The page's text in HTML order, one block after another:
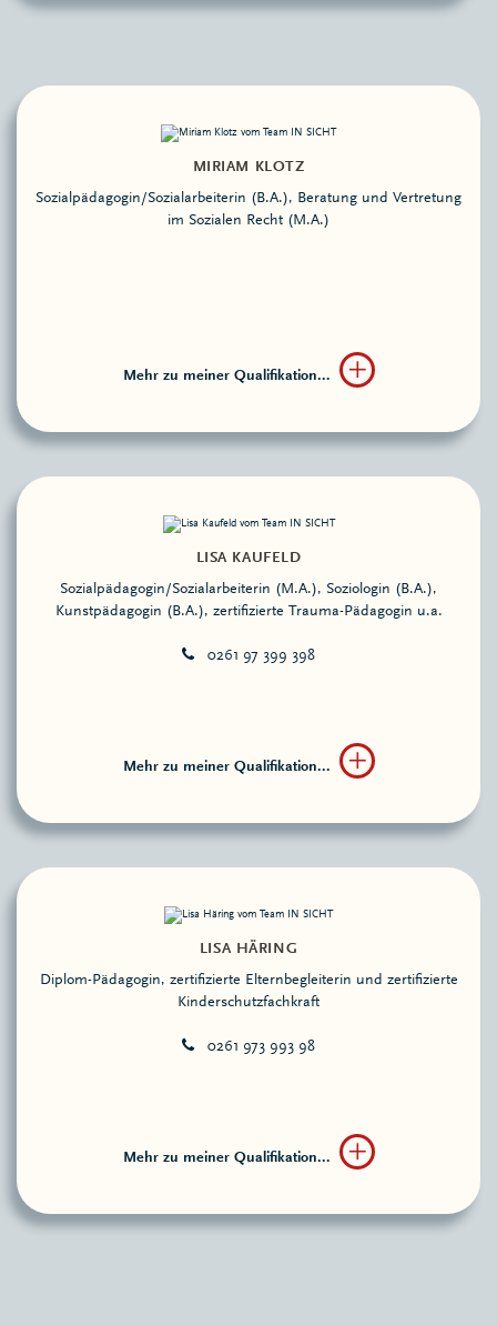
MIRIAM KLOTZ
Sozialpädagogin/Sozialarbeiterin (B.A.), Beratung und Vertretung
im Sozialen Recht (M.A.)
Mehr zu meiner Qualifikation...
LISA KAUFELD
Sozialpädagogin/Sozialarbeiterin (M.A.), Soziologin (B.A.),
Kunstpädagogin (B.A.), zertifizierte Trauma-Pädagogin u.a.
0261 97 399 398
Mehr zu meiner Qualifikation...
LISA HÄRING
Diplom-Pädagogin, zertifizierte Eltern­begleiterin und zertifizierte
Kinder­schutz­fachkraft
0261 973 993 98
Mehr zu meiner Qualifikation...